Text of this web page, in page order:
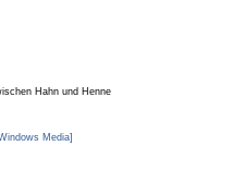
Hahn und Henne
Media]